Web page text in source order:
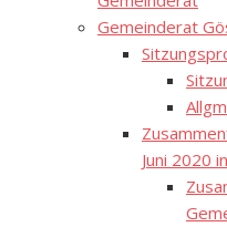
Gemeinderat
Juni 2020